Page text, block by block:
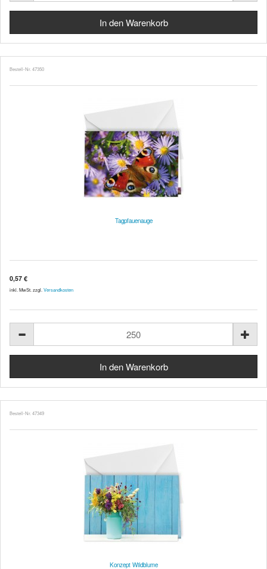
Bestell-Nr. 47350
Tagpfauenauge
0,57 €
inkl. MwSt. zzgl. Versandkosten
Bestell-Nr. 47349
Konzept Wildblume